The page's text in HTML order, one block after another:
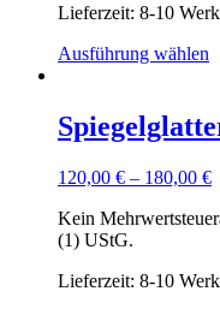
Lieferzeit: 8-10
Ausführung wählen
120,00 € – 180,00 €
Kein
(1) UStG.
Lieferzeit: 8-10